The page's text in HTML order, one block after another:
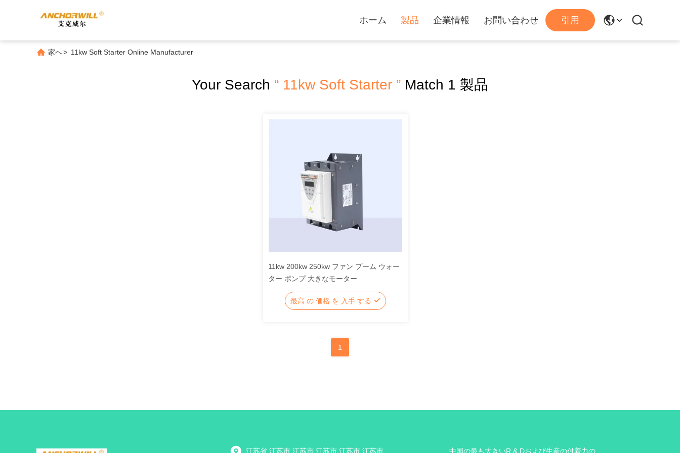
ホーム 製品 企業情報 お問い合わせ 引用
家へ> 11kw Soft Starter Online Manufacturer
Your Search “ 11kw Soft Starter ” Match 1 製品
11kw 200kw 250kw ファン プーム ウォー
ター ポンプ 大きなモーター
最高 の 価格 を 入手 する
1
江苏省 江苏市 江苏市 江苏市 江苏市 江苏市 中国の最も大きいR & Dおよび生産の付着力の